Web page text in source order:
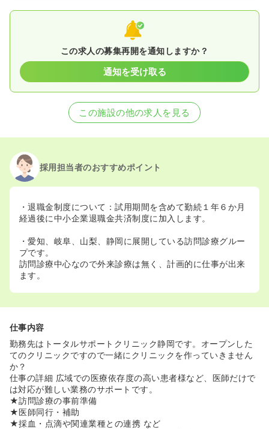
この求人の募集再開を通知しますか？
通知を受け取る
この施設の他の求人を見る
採用担当者のおすすめポイント
・退職金制度について：試用期間を含めて勤続１年６か月
経過後に中小企業退職金共済制度に加入します。
・愛知、岐阜、山梨、静岡に展開している訪問診療グルー
プです。
訪問診療中心なので外来診療は無く、計画的に仕事が出来
ます。
仕事内容
勤務先はトータルサポートクリニック静岡です。オープンした
てのクリニックですので一緒にクリニックを作っていきません
か？
仕事の詳細 広域での医療依存度の高い患者様など、医師だけで
は対応が難しい業務のサポートです。
★訪問診療の事前準備
★医師同行・補助
★採血・点滴や関連業種との連携 など